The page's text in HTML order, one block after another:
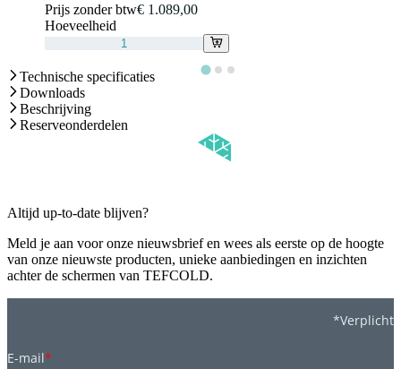
Prijs zonder btw€ 1.089,00
Hoeveelheid
Technische specificaties
Downloads
Beschrijving
Reserveonderdelen
Altijd up-to-date blijven?
Meld je aan voor onze nieuwsbrief en wees als eerste op de hoogte
van onze nieuwste producten, unieke aanbiedingen en inzichten
achter de schermen van TEFCOLD.
*Verplicht
E-mail*